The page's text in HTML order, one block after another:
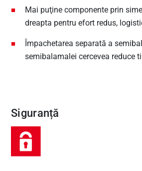
Mai puţine componente prin
dreapta pentru efort redus,
Împachetarea separată a
semibalamalei cercevea reduce
Siguranță